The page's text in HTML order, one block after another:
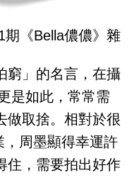
《Bella儂儂》雜
窮」的名言，在攝
是如此，常常需
做取捨。相對於很
，周墨顯得幸運許
住，需要拍出好作